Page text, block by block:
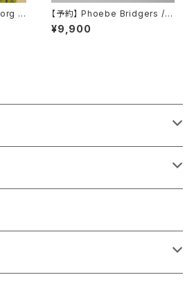
/
【予約】 Phoebe Bridgers / L
ost Weekend （国内盤LP）
¥9,900
特集